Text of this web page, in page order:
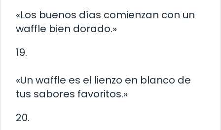
«Los buenos días comienzan con un
waffle bien dorado.»
19.
«Un waffle es el lienzo en blanco de
tus sabores favoritos.»
20.